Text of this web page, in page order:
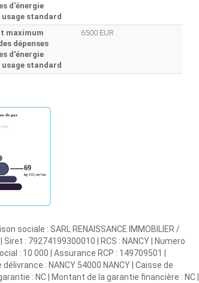
d'énergie
usage standard
maximum
dépenses
d'énergie
usage standard
6500 EUR
sociale : SARL RENAISSANCE IMMOBILIER /
: 79274199300010 | RCS : NANCY | Numero
: 10 000 | Assurance RCP : 149709501 |
: NANCY 54000 NANCY | Caisse de
: NC | Montant de la garantie financière : NC |